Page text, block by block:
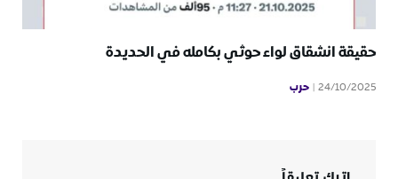
حقيقة انشقاق لواء حوثي بكامله في الحديدة
24/10/2025 حرب